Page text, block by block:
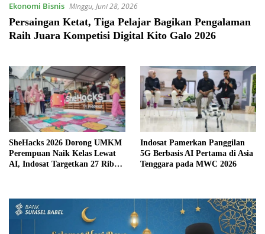
Ekonomi Bisnis Minggu, Juni 28, 2026
Persaingan Ketat, Tiga Pelajar Bagikan Pengalaman
Raih Juara Kompetisi Digital Kito Galo 2026
SheHacks 2026 Dorong UMKM
Perempuan Naik Kelas Lewat
AI, Indosat Targetkan 27 Ribu
Indosat Pamerkan Panggilan
5G Berbasis AI Pertama di Asia
Tenggara pada MWC 2026